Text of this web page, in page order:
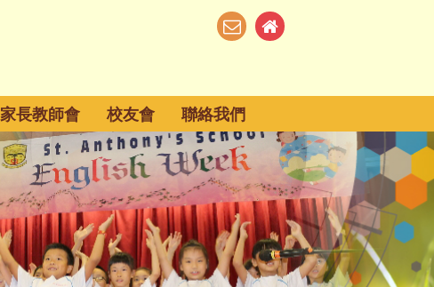
家長教師會 校友會 聯絡我們